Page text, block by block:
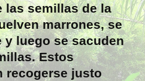
las semillas de la
marrones, se
y luego se sacuden
Estos
recogerse justo